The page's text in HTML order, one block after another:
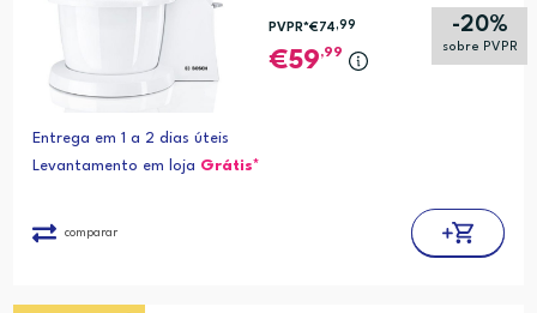
-20%
sobre PVPR
PVPR*€74,99
59,99
Entrega em 1 a 2 dias úteis
Levantamento em loja Grátis*
comparar